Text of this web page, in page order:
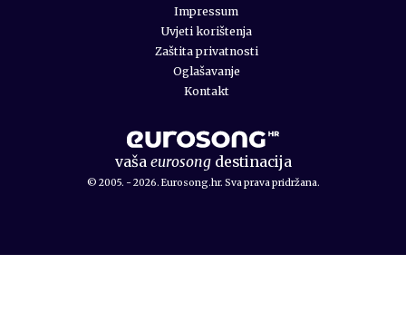
vaša eurosongdestinacija
© 2005. - 2026. Eurosong.hr. Sva prava pridržana.
Impressum
Uvjeti korištenja
Zaštita privatnosti
Oglašavanje
Kontakt